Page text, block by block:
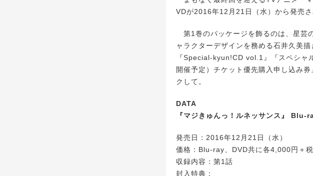
VDが2016年12月21日（水）から発売さ
第1巻のパッケージを飾るのは、星芸
ャラクターデザインを務める石井久美
『Special-kyun!CD vol.1』『スペシャ
開催予定）チケット優先購入申し込み
クして。
DATA
『マジきゅんっ！ルネッサンス』 Blu-
発売日：2016年12月21日（水）
価格：Blu-ray、DVD共に各4,000円＋税
収録内容：第1話
封入特典：